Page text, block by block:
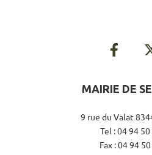
MAIRIE DE
9 rue du Valat
Tel : 04 94
Fax : 04 94